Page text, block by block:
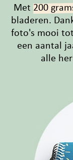
Met 200
bladeren.
foto's mooi
een aantal
alle